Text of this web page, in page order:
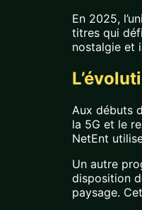
En 2025,
titres qui
nostalgie et
Aux débuts
la 5G et le
NetEnt
Un autre
disposition
paysage.